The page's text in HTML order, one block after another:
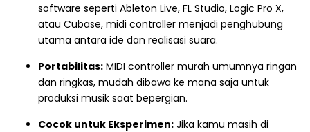
software seperti Ableton Live, FL Studio, Logic Pro X,
atau Cubase, midi controller menjadi penghubung
utama antara ide dan realisasi suara.
Portabilitas: MIDI controller murah umumnya ringan
dan ringkas, mudah dibawa ke mana saja untuk
produksi musik saat bepergian.
Cocok untuk Eksperimen: Jika kamu masih di